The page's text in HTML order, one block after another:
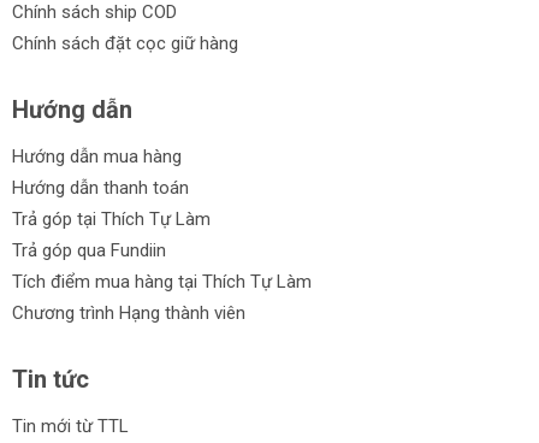
Chính sách ship COD
Chính sách đặt cọc giữ hàng
Hướng dẫn
Hướng dẫn mua hàng
Hướng dẫn thanh toán
Trả góp tại Thích Tự Làm
Trả góp qua Fundiin
Tích điểm mua hàng tại Thích Tự Làm
Chương trình Hạng thành viên
Tin tức
Tin mới từ TTL